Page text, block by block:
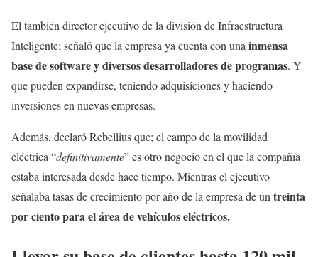
El también director ejecutivo de la división de Infraestructura
Inteligente; señaló que la empresa ya cuenta con unainmensa
base de software y diversos desarrolladores de programas. Y
que pueden expandirse, teniendo adquisiciones y haciendo
inversiones en nuevas empresas.
Además, declaró Rebellius que; el campo de la movilidad
eléctrica “definitivamente” es otro negocio en el que la compañía
estaba interesada desde hace tiempo. Mientras el ejecutivo
señalaba tasas de crecimiento por año de la empresa de untreinta
por ciento para el área de vehículos eléctricos.